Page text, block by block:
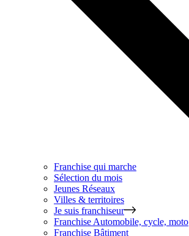
Franchise qui marche
Sélection du mois
Jeunes Réseaux
Villes & territoires
Je suis franchiseur
Franchise Automobile, cycle, moto
Franchise Bâtiment